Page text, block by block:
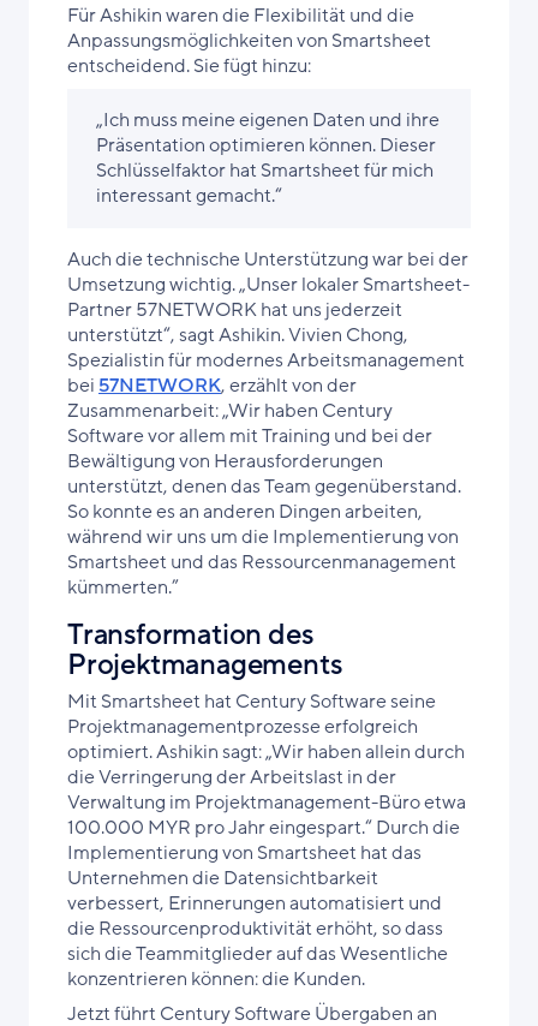
Für Ashikin waren die Flexibilität und die
Anpassungsmöglichkeiten von Smartsheet
entscheidend. Sie fügt hinzu:
„Ich muss meine eigenen Daten und ihre
Präsentation optimieren können. Dieser
Schlüsselfaktor hat Smartsheet für mich
interessant gemacht.“
Auch die technische Unterstützung war bei der
Umsetzung wichtig. „Unser lokaler Smartsheet-
Partner 57NETWORK hat uns jederzeit
unterstützt“, sagt Ashikin. Vivien Chong,
Spezialistin für modernes Arbeitsmanagement
bei57NETWORK, erzählt von der
Zusammenarbeit: „Wir haben Century
Software vor allem mit Training und bei der
Bewältigung von Herausforderungen
unterstützt, denen das Team gegenüberstand.
So konnte es an anderen Dingen arbeiten,
während wir uns um die Implementierung von
Smartsheet und das Ressourcenmanagement
kümmerten.”
Transformation des
Projektmanagements
Mit Smartsheet hat Century Software seine
Projektmanagementprozesse erfolgreich
optimiert. Ashikin sagt: „Wir haben allein durch
die Verringerung der Arbeitslast in der
Verwaltung im Projektmanagement-Büro etwa
100.000 MYR pro Jahr eingespart.“ Durch die
Implementierung von Smartsheet hat das
Unternehmen die Datensichtbarkeit
verbessert, Erinnerungen automatisiert und
die Ressourcenproduktivität erhöht, so dass
sich die Teammitglieder auf das Wesentliche
konzentrieren können: die Kunden.
Jetzt führt Century Software Übergaben an